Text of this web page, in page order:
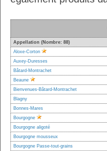
Appellation (Nombre: 88)
Aloxe-Corton
Auxey-Duresses
Bâtard-Montrachet
Beaune
Bienvenues-Bâtard-Montrachet
Blagny
Bonnes-Mares
Bourgogne
Bourgogne aligoté
Bourgogne mousseux
Bourgogne Passe-tout-grains